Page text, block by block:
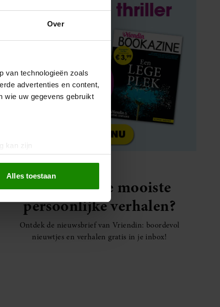
Over
van technologieën zoals
advertenties en content,
wie uw gegevens gebruikt
kan zijn
te bieden en om ons
partners voor social
die u aan ze heeft
met onze cookies als u
Alles toestaan
Elke week de mooiste
persoonlijke verhalen?
Ontdek de nieuwsbrief van Vriendin: boordevol
nieuwtjes en verhalen gratis in je inbox!